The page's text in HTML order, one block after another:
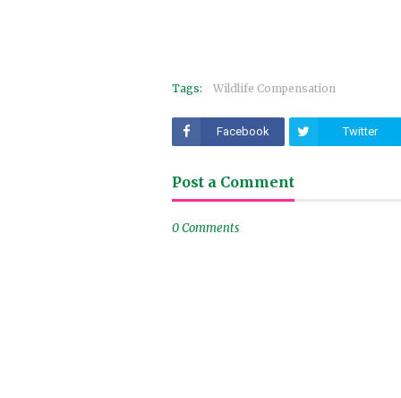
Tags: Wildlife Compensation
Facebook Twitter
Post a Comment
0 Comments